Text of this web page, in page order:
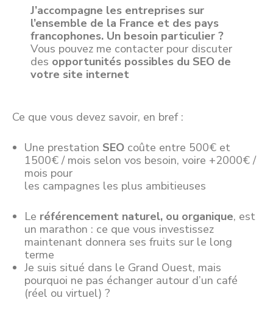
J’accompagne les entreprises sur
l’ensemble de la France et des pays
francophones. Un besoin particulier ?
Vous pouvez me contacter pour discuter
des opportunités possibles du SEO de
votre site internet
Ce que vous devez savoir, en bref :
Une prestation SEO coûte entre 500€ et
1500€ / mois selon vos besoin, voire +2000€ /
mois pour
les campagnes les plus ambitieuses
Le référencement naturel, ou organique, est
un marathon : ce que vous investissez
maintenant donnera ses fruits sur le long
terme
Je suis situé dans le Grand Ouest, mais
pourquoi ne pas échanger autour d’un café
(réel ou virtuel) ?